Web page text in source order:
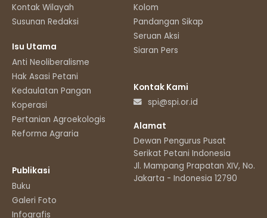
Kontak Wilayah
Susunan Redaksi
Isu Utama
Anti Neoliberalisme
Hak Asasi Petani
Kedaulatan Pangan
Koperasi
Pertanian Agroekologis
Reforma Agraria
Publikasi
Buku
Galeri Foto
Infografis
Kolom
Pandangan Sikap
Seruan Aksi
Siaran Pers
Kontak Kami
spi@spi.or.id
Alamat
Dewan Pengurus Pusat
Serikat Petani Indonesia
Jl. Mampang Prapatan XIV, No.11
Jakarta - Indonesia 12790